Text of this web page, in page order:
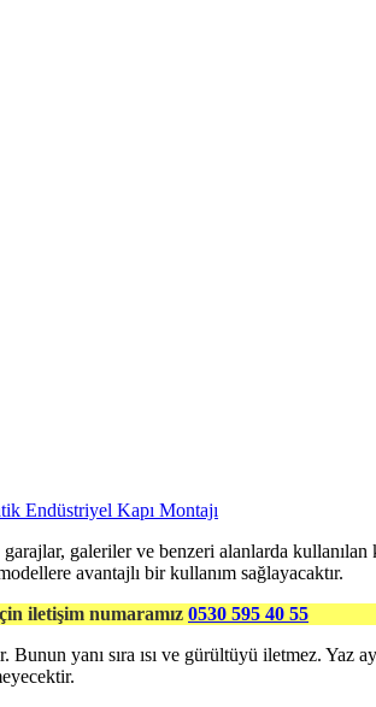
galeriler ve benzeri alanlarda
avantajlı bir kullanım sağlayacaktır.
iletişim numaramız 0530 595 40 55
yanı sıra ısı ve gürültüyü iletmez. Yaz